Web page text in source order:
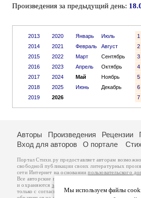
Произведения за предыдущий день:
2013
2014
2015
2016
2017
2018
2019
2020
2021
2022
2023
2024
2025
2026
Январь
Июль
Февраль
Август
Март
Сентябрь
Апрель
Октябрь
Май
Ноябрь
Июнь
Декабрь
1
2
3
4
5
6
7
Мы используем файлы
Авторы Произведения Рецензии
Вход для авторов
О портале
Портал Стихи.ру предоставляет авторам
свободной публикации своих литературных
сети Интернет на основаниипользовательского
Все авторские права на произведения принадлежат
и охраняются законом
. Перепечатка
только с согласия его автора, к которому вы